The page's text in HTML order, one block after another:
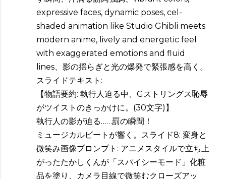
expressive faces, dynamic poses, cel-
shaded animation like Studio Ghibli meets
modern anime, lively and energetic feel
with exaggerated emotions and fluid
lines、影の揺らぎと光の爆発で緊張感を高く。
スライドテキスト:
【物語要約: 執行人迫る中、Gストリングス恥辱
がツイストのきっかけに。(30文字)】
執行人の影が迫る……罰の瞬間！
ミュージカルビートが響く。スライド8: 変身と
微笑み画像プロンプト: アニメスタイルで立ち上
がったたかしくんが「スパイシーモード」化粧
品を塗り、カメラ目線で微笑むクローズアッ